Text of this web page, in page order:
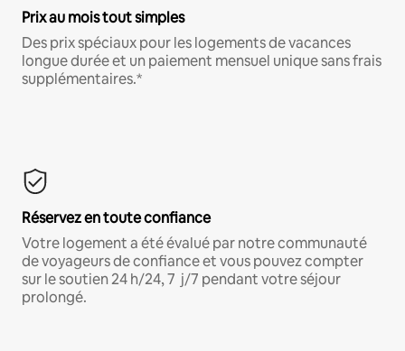
Prix au mois tout simples
Des prix spéciaux pour les logements de vacances
longue durée et un paiement mensuel unique sans frais
supplémentaires.*
Réservez en toute confiance
Votre logement a été évalué par notre communauté
de voyageurs de confiance et vous pouvez compter
sur le soutien 24 h/24, 7 j/7 pendant votre séjour
prolongé.